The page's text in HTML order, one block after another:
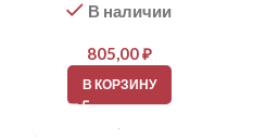
В наличии
805,00₽
В КОРЗИНУ